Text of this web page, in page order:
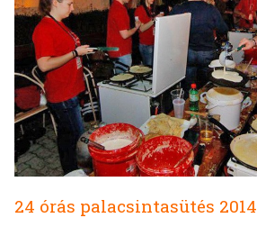
24 órás palacsintasütés 2014